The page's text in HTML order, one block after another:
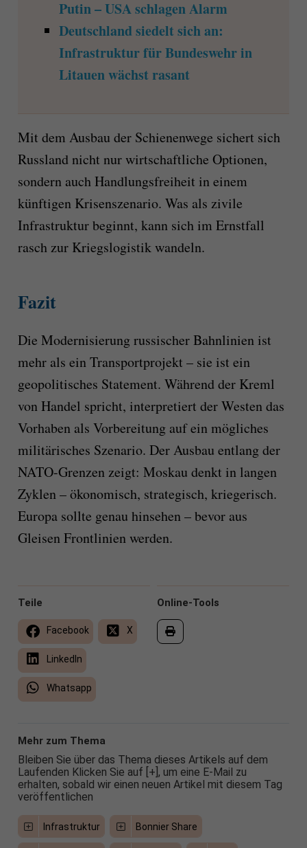
Putin – USA schlagen Alarm
Deutschland siedelt sich an:
Infrastruktur für Bundeswehr in
Litauen wächst rasant
Mit dem Ausbau der Schienenwege sichert sich
Russland nicht nur wirtschaftliche Optionen,
sondern auch Handlungsfreiheit in einem
künftigen Krisenszenario. Was als zivile
Infrastruktur beginnt, kann sich im Ernstfall
rasch zur Kriegslogistik wandeln.
Fazit
Die Modernisierung russischer Bahnlinien ist
mehr als ein Transportprojekt – sie ist ein
geopolitisches Statement. Während der Kreml
von Handel spricht, interpretiert der Westen das
Vorhaben als Vorbereitung auf ein mögliches
militärisches Szenario. Der Ausbau entlang der
NATO-Grenzen zeigt: Moskau denkt in langen
Zyklen – ökonomisch, strategisch, kriegerisch.
Europa sollte genau hinsehen – bevor aus
Gleisen Frontlinien werden.
Online-Tools
Teile
Facebook X
LinkedIn
Whatsapp
Mehr zum Thema
Bleiben Sie über das Thema dieses Artikels auf dem
Laufenden Klicken Sie auf [+], um eine E-Mail zu
erhalten, sobald wir einen neuen Artikel mit diesem Tag
veröffentlichen
Infrastruktur Bonnier Share